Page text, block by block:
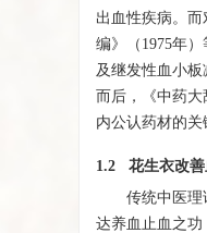
出血性疾病。
编》（1975年
及继发性血小
而后，《中药
内公认药材的关
1.2 花生衣改善
传统中医理
达养血止血之功